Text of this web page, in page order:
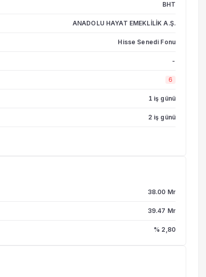
BHT
ANADOLU HAYAT EMEKLİLİK A.Ş.
Hisse Senedi Fonu
-
6
1 iş günü
2 iş günü
38.00 Mr
39.47 Mr
% 2,80